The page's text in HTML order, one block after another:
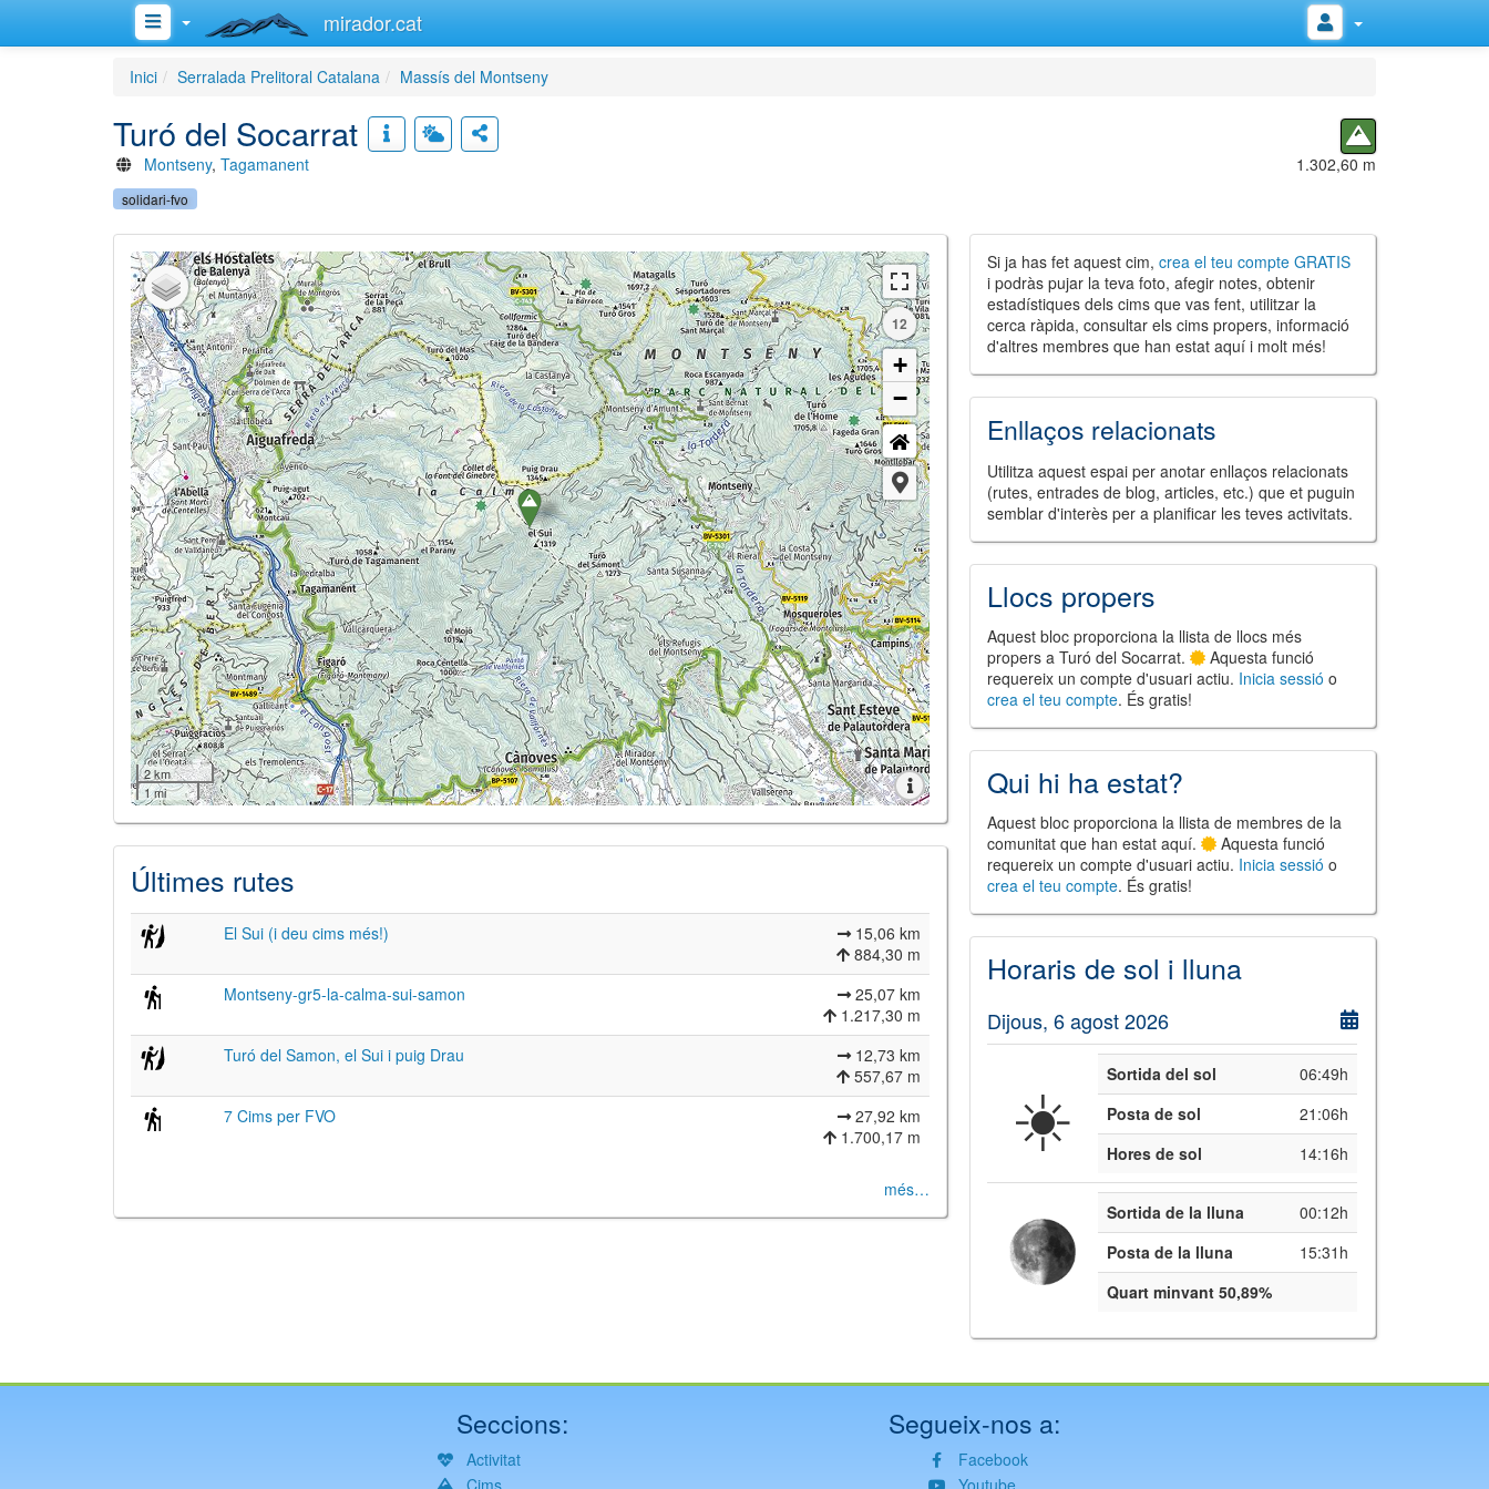
mirador.cat
Inici Serralada Prelitoral Catalana Massís del Montseny
Turó del Socarrat
Montseny, Tagamanent 1.302,60 m
solidari-fvo
12
+
−
2 km
1 mi
Últimes rutes
El Sui (i deu cims més!)
15,06 km
884,30 m
Montseny-gr5-la-calma-sui-samon
25,07 km
1.217,30 m
Turó del Samon, el Sui i puig Drau
12,73 km
557,67 m
7 Cims per FVO
27,92 km
1.700,17 m
més…
Si ja has fet aquest cim,crea el teu compte GRATIS
i podràs pujar la teva foto, afegir notes, obtenir
estadístiques dels cims que vas fent, utilitzar la
cerca ràpida, consultar els cims propers, informació
d'altres membres que han estat aquí i molt més!
Enllaços relacionats
Utilitza aquest espai per anotar enllaços relacionats
(rutes, entrades de blog, articles, etc.) que et puguin
semblar d'interès per a planificar les teves activitats.
Llocs propers
Aquest bloc proporciona la llista de llocs més
propers a Turó del Socarrat.
Aquesta funció
requereix un compte d'usuari actiu. Inicia sessió o
crea el teu compte. És gratis!
Qui hi ha estat?
Aquest bloc proporciona la llista de membres de la
comunitat que han estat aquí.
Aquesta funció
requereix un compte d'usuari actiu. Inicia sessió o
crea el teu compte. És gratis!
Horaris de sol i lluna
Dijous, 6 agost 2026
☀️ Sortida del sol
06:49h
Posta de sol
21:06h
Hores de sol
14:16h
Sortida de la lluna
00:12h
Posta de la lluna
15:31h
Quart minvant 50,89%
Seccions:
Activitat
Cims
Segueix-nos a:
Facebook
Youtube